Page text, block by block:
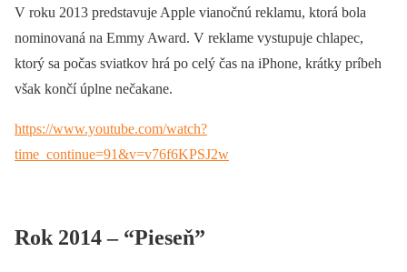
V roku 2013 predstavuje Apple vianočnú reklamu, ktorá bola
nominovaná na Emmy Award. V reklame vystupuje chlapec,
ktorý sa počas sviatkov hrá po celý čas na iPhone, krátky príbeh
však končí úplne nečakane.
https://www.youtube.com/watch?
time_continue=91&v=v76f6KPSJ2w
Rok 2014 – “Pieseň”